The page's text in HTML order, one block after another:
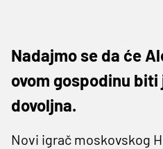
Nadajmo se da će
ovom gospodinu
dovoljna.
Novi igrač moskovskog